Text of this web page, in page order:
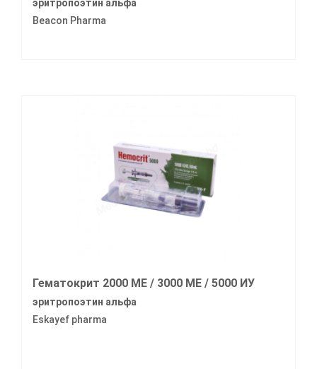
эритропоэтин альфа
Beacon Pharma
Гематокрит 2000 МЕ / 3000 МЕ / 5000 ИУ
эритропоэтин альфа
Eskayef pharma